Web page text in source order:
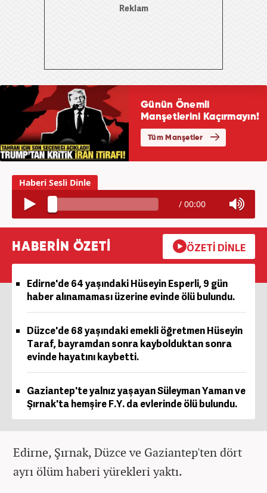
/ 00:00
HABERİN ÖZETİ ÖZETİ DİNLE
Edirne'de 64 yaşındaki Hüseyin Esperli, 9 gün
haber alınamaması üzerine evinde ölü bulundu.
Düzce'de 68 yaşındaki emekli öğretmen Hüseyin
Taraf, bayramdan sonra kaybolduktan sonra
evinde hayatını kaybetti.
Gaziantep'te yalnız yaşayan Süleyman Yaman ve
Şırnak'ta hemşire F.Y. da evlerinde ölü bulundu.
Edirne, Şırnak, Düzce ve Gaziantep'ten dört
ayrı ölüm haberi yürekleri yaktı.